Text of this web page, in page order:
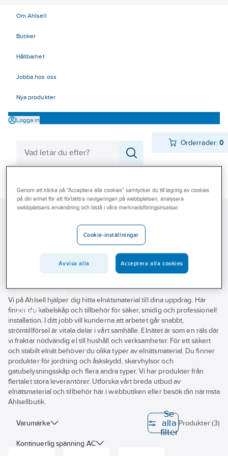
Om Ahlsell
Butiker
Hållbarhet
Jobba hos oss
Nya produkter
Logga in
Orderrader:0
Varumärken
Vårt erbjudande
Aktuellt
Vi på Ahlsell hjälper dig hitta elnätsmaterial till dina uppdrag. Här
finner du kabelskåp och tillbehör för säker, smidig och professionell
installation. I ditt jobb vill kunderna att arbetet går snabbt,
strömtillförsel är vitala delar i vårt samhälle. Elnätet är som en räls där
vi fraktar nödvändig el till hushåll och verksamheter. För ett säkert
och stabilt elnät behöver du olika typer av elnätsmaterial. Du finner
produkter för jordning och åskskydd, skarvhylsor och
gatubelysningsskåp och flera andra typer. Vi har produkter från
flertalet stora leverantörer. Utforska vårt breda utbud av
elnätsmaterial och tillbehör här i webbutiken eller besök din närmsta
Ahlsellbutik.
Varumärke
Kontinuerlig spänning AC
Se
alla
filter
Produkter (3)
Genom att klicka på "Acceptera alla cookies" samtycker du till lagring av cookies
på din enhet för att förbättra navigeringen på webbplatsen, analysera
webbplatsens användning och bistå i våra marknadsföringsinsatser.
Cookie-inställningar
Avvisa alla Acceptera alla cookies